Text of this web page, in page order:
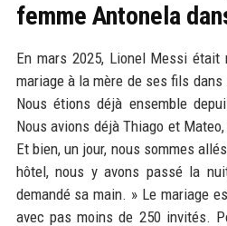
femme Antonela
En mars 2025, Lionel Messi était
mariage à la mère de ses fils
Nous étions déjà ensemble
Nous avions déjà Thiago et
Et bien, un jour, nous sommes
hôtel, nous y avons passé la
demandé sa main. » Le mariage
avec pas moins de 250 invités.